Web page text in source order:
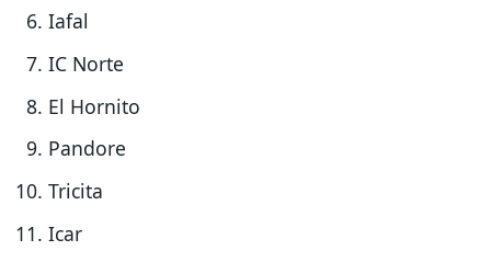
Iafal
IC Norte
El Hornito
Pandore
Tricita
Icar